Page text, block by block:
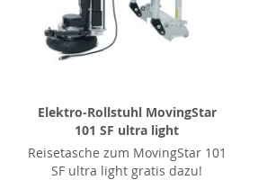
Elektro-Rollstuhl MovingStar
101 SF ultra light
Reisetasche zum MovingStar 101
SF ultra light gratis dazu!